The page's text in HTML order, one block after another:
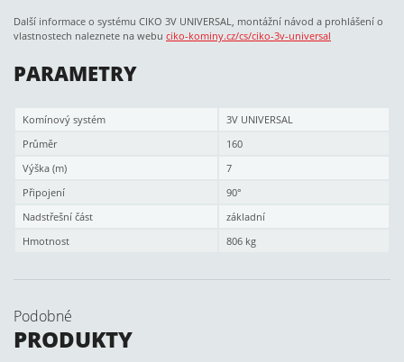
Další informace o systému CIKO 3V UNIVERSAL, montážní návod a prohlášení o
vlastnostech naleznete na webu ciko-kominy.cz/cs/ciko-3v-universal
PARAMETRY
Komínový systém
3V UNIVERSAL
Průměr
160
Výška (m)
7
Připojení
90°
Nadstřešní část
základní
Hmotnost
806 kg
Podobné
PRODUKTY